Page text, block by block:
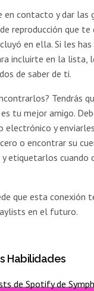
en contacto y dar las
reproducción que te
en ella. Si les
incluirte en la lista,
de saber de ti.
Tendrás
tu mejor amigo.
electrónico y
o encontrar su
etiquetarlos cuando
que esta conexión
en el futuro.
Habilidades
de Spotify de